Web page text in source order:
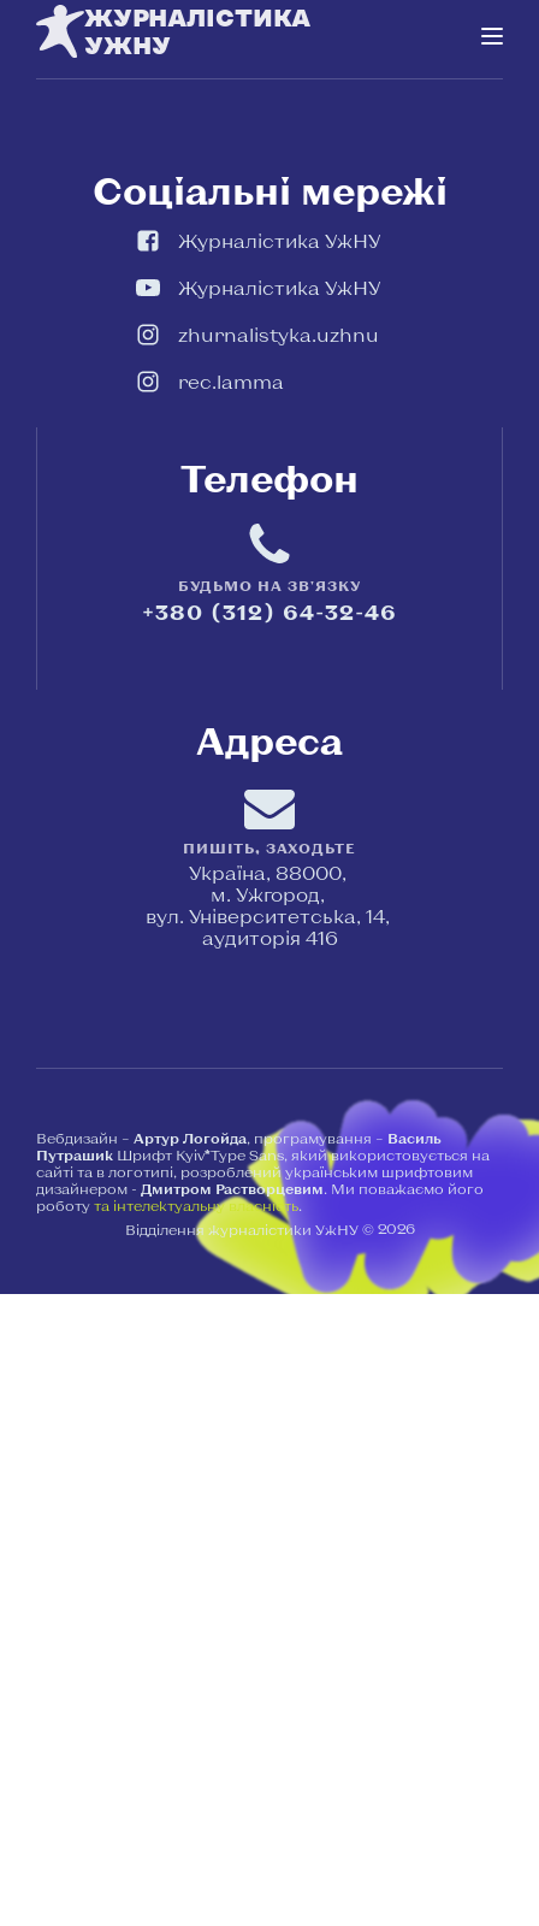
ЖУРНАЛІСТИКА
УЖНУ
Соціальні мережі
Журналістика УжНУ
Журналістика УжНУ
zhurnalistyka.uzhnu
rec.lamma
Телефон
БУДЬМО НА ЗВ'ЯЗКУ
+380 (312) 64-32-46
Адреса
ПИШІТЬ, ЗАХОДЬТЕ
Україна, 88000,
м. Ужгород,
вул. Університетська, 14,
аудиторія 416
Вебдизайн – Артур Логойда, програмування – Василь
Путрашик Шрифт Kyiv*Type Sans, який використовується на
сайті та в логотипі, розроблений українським шрифтовим
дизайнером - Дмитром Растворцевим. Ми поважаємо його
роботу та інтелектуальну власність.
Відділення журналістики УжНУ © 2026